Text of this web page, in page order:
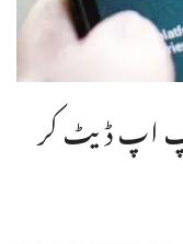
اپ ڈیٹ کر